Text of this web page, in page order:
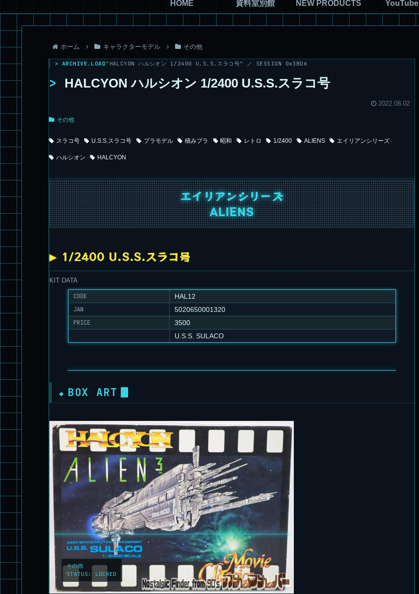
HOME 資料室別館 NEW PRODUCTS YouTube
ホーム キャラクターモデル その他
> ARCHIVE.LOAD "HALCYON ハルシオン 1/2400 U.S.S.スラコ号" ／ SESSION 0x3BD6
> HALCYON ハルシオン 1/2400 U.S.S.スラコ号
2022.08.02
その他
スラコ号 U.S.S.スラコ号 プラモデル 積みプラ 昭和 レトロ 1/2400 ALIENS エイリアンシリーズ
ハルシオン HALCYON
エイリアンシリーズ
ALIENS
1/2400 U.S.S.スラコ号
KIT DATA
CODE
HAL12
JAN
5020650001320
PRICE
3500
U.S.S. SULACO
BOX ART
その他
STATUS: LOCKED